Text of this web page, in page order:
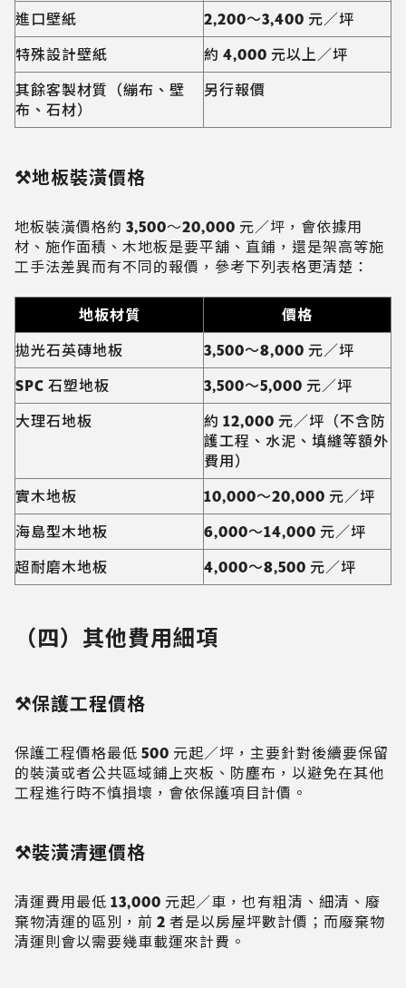
進口壁紙
2,200～3,400 元／坪
特殊設計壁紙
約 4,000 元以上／坪
其餘客製材質（繃布、壁
布、石材）
另行報價
⚒️地板裝潢價格
地板裝潢價格約 3,500～20,000 元／坪，會依據用
材、施作面積、木地板是要平舖、直鋪，還是架高等施
工手法差異而有不同的報價，參考下列表格更清楚：
地板材質
價格
拋光石英磚地板
3,500～8,000 元／坪
SPC 石塑地板
3,500～5,000 元／坪
大理石地板
約 12,000 元／坪（不含防
護工程、水泥、填縫等額外
費用）
實木地板
10,000～20,000 元／坪
海島型木地板
6,000～14,000 元／坪
超耐磨木地板
4,000～8,500 元／坪
（四）其他費用細項
⚒️保護工程價格
保護工程價格最低 500 元起／坪，主要針對後續要保留
的裝潢或者公共區域鋪上夾板、防塵布，以避免在其他
工程進行時不慎損壞，會依保護項目計價。
⚒️裝潢清運價格
清運費用最低 13,000 元起／車，也有粗清、細清、廢
棄物清運的區別，前 2 者是以房屋坪數計價；而廢棄物
清運則會以需要幾車載運來計費。